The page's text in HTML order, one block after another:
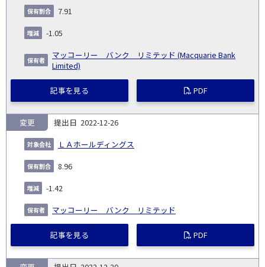
7.91
-1.05
マッコーリー バンク リミテッド (Macquarie Bank
Limited)
記事を見る PDF
2022-12-26
ＬＡホールディングス
変更
8.96
-1.42
マッコーリー バンク リミテッド
記事を見る PDF